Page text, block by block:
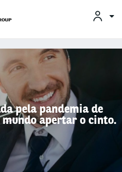
pela pandemia de
mundo apertar o cinto.